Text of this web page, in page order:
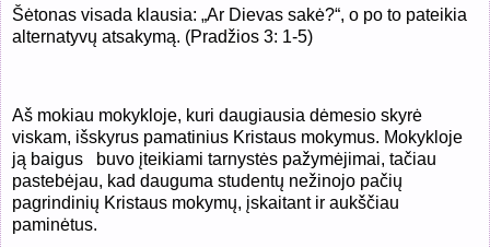
Šėtonas visada klausia: „Ar Dievas sakė?“, o po to pateikia
alternatyvų atsakymą. (Pradžios 3: 1-5)
Aš mokiau mokykloje, kuri daugiausia dėmesio skyrė
viskam, išskyrus pamatinius Kristaus mokymus. Mokykloje
ją baigus buvo įteikiami tarnystės pažymėjimai, tačiau
pastebėjau, kad dauguma studentų nežinojo pačių
pagrindinių Kristaus mokymų, įskaitant ir aukščiau
paminėtus.